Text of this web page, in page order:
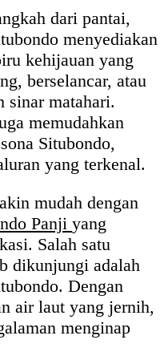
dari pantai,
menyediakan
kehijauan yang
berselancar, atau
sinar matahari.
memudahkan
Situbondo,
yang terkenal.
mudah dengan
Panji yang
Salah satu
dikunjungi adalah
Dengan
air laut yang jernih,
menginap